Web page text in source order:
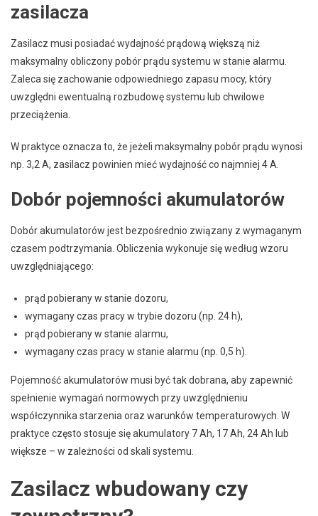
zasilacza
Zasilacz musi posiadać wydajność prądową większą niż
maksymalny obliczony pobór prądu systemu w stanie alarmu.
Zaleca się zachowanie odpowiedniego zapasu mocy, który
uwzględni ewentualną rozbudowę systemu lub chwilowe
przeciążenia.
W praktyce oznacza to, że jeżeli maksymalny pobór prądu wynosi
np. 3,2 A, zasilacz powinien mieć wydajność co najmniej 4 A.
Dobór pojemności akumulatorów
Dobór akumulatorów jest bezpośrednio związany z wymaganym
czasem podtrzymania. Obliczenia wykonuje się według wzoru
uwzględniającego:
prąd pobierany w stanie dozoru,
wymagany czas pracy w trybie dozoru (np. 24 h),
prąd pobierany w stanie alarmu,
wymagany czas pracy w stanie alarmu (np. 0,5 h).
Pojemność akumulatorów musi być tak dobrana, aby zapewnić
spełnienie wymagań normowych przy uwzględnieniu
współczynnika starzenia oraz warunków temperaturowych. W
praktyce często stosuje się akumulatory 7 Ah, 17 Ah, 24 Ah lub
większe – w zależności od skali systemu.
Zasilacz wbudowany czy